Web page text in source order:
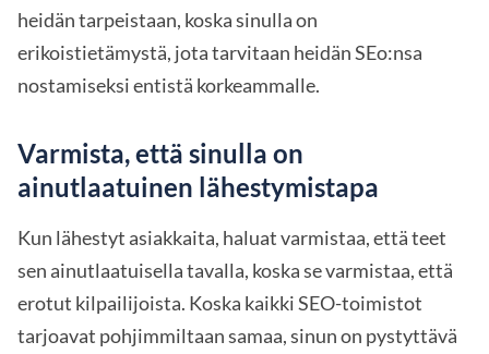
heidän tarpeistaan, koska sinulla on
erikoistietämystä, jota tarvitaan heidän SEo:nsa
nostamiseksi entistä korkeammalle.
Varmista, että sinulla on
ainutlaatuinen lähestymistapa
Kun lähestyt asiakkaita, haluat varmistaa, että teet
sen ainutlaatuisella tavalla, koska se varmistaa, että
erotut kilpailijoista. Koska kaikki SEO-toimistot
tarjoavat pohjimmiltaan samaa, sinun on pystyttävä